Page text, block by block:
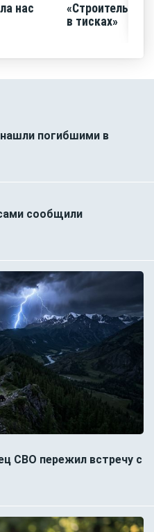
нас
«Строительный
в тисках»
погибшими в
сообщили
СВО пережил встречу с